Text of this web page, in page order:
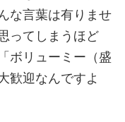
な言葉は有りませ
ってしまうほど
ボリューミー（盛
歓迎なんですよ